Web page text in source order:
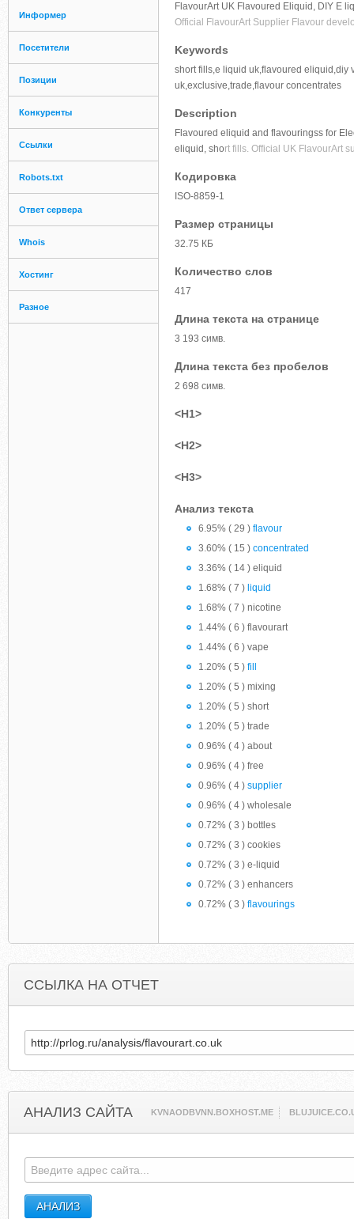
Информер
Посетители
Позиции
Конкуренты
Ссылки
Robots.txt
Ответ сервера
Whois
Хостинг
Разное
FlavourArt UK Flavoured Eliquid, DIY E
Official FlavourArt Supplier Flavour
Keywords
short fills,e liquid uk,flavoured
uk,exclusive,trade,flavour concentrates
Description
Flavoured eliquid and flavouringss for
eliquid, short fills. Official UK FlavourArt
Кодировка
ISO-8859-1
Размер страницы
32.75 КБ
Количество слов
417
Длина текста на странице
3 193 симв.
Длина текста без пробелов
2 698 симв.
<H1>
<H2>
<H3>
Анализ текста
6.95% ( 29 ) flavour
3.60% ( 15 ) concentrated
3.36% ( 14 ) eliquid
1.68% ( 7 ) liquid
1.68% ( 7 ) nicotine
1.44% ( 6 ) flavourart
1.44% ( 6 ) vape
1.20% ( 5 ) fill
1.20% ( 5 ) mixing
1.20% ( 5 ) short
1.20% ( 5 ) trade
0.96% ( 4 ) about
0.96% ( 4 ) free
0.96% ( 4 ) supplier
0.96% ( 4 ) wholesale
0.72% ( 3 ) bottles
0.72% ( 3 ) cookies
0.72% ( 3 ) e-liquid
0.72% ( 3 ) enhancers
0.72% ( 3 ) flavourings
ССЫЛКА НА ОТЧЕТ
АНАЛИЗ САЙТА KVNAODBVNN.BOXHOST.ME